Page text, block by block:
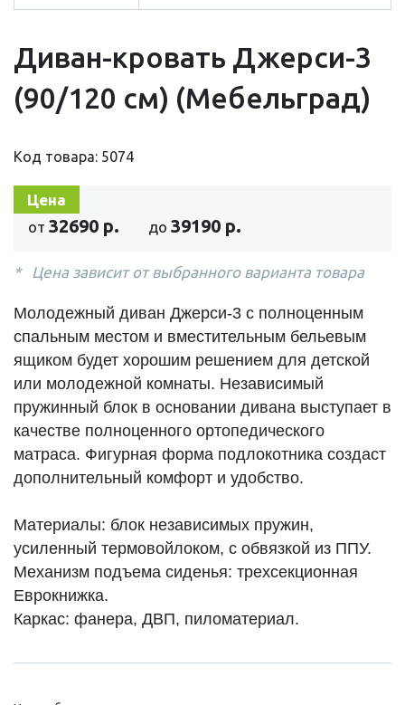
Диван-кровать Джерси-3
(90/120 см) (Мебельград)
Код товара: 5074
Цена
от 32690 р. до 39190 р.
Цена зависит от выбранного варианта товара
Молодежный диван Джерси-3 с полноценным
спальным местом и вместительным бельевым
ящиком будет хорошим решением для детской
или молодежной комнаты. Независимый
пружинный блок в основании дивана выступает в
качестве полноценного ортопедического
матраса. Фигурная форма подлокотника создаст
дополнительный комфорт и удобство.
Материалы: блок независимых пружин,
усиленный термовойлоком, с обвязкой из ППУ.
Механизм подъема сиденья: трехсекционная
Еврокнижка.
Каркас: фанера, ДВП, пиломатериал.